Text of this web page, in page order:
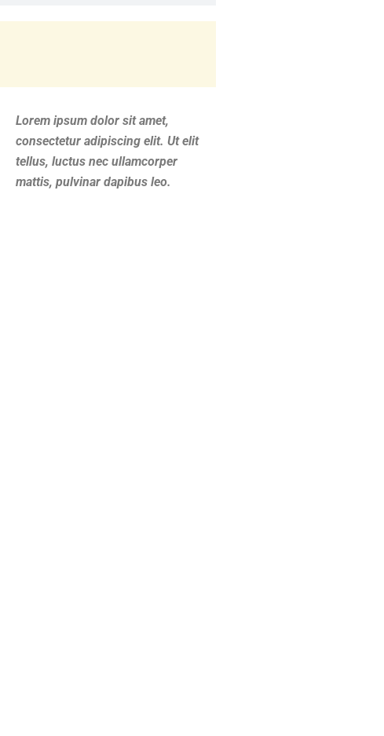
Lorem ipsum dolor sit amet,
consectetur adipiscing elit. Ut elit
tellus, luctus nec ullamcorper
mattis, pulvinar dapibus leo.